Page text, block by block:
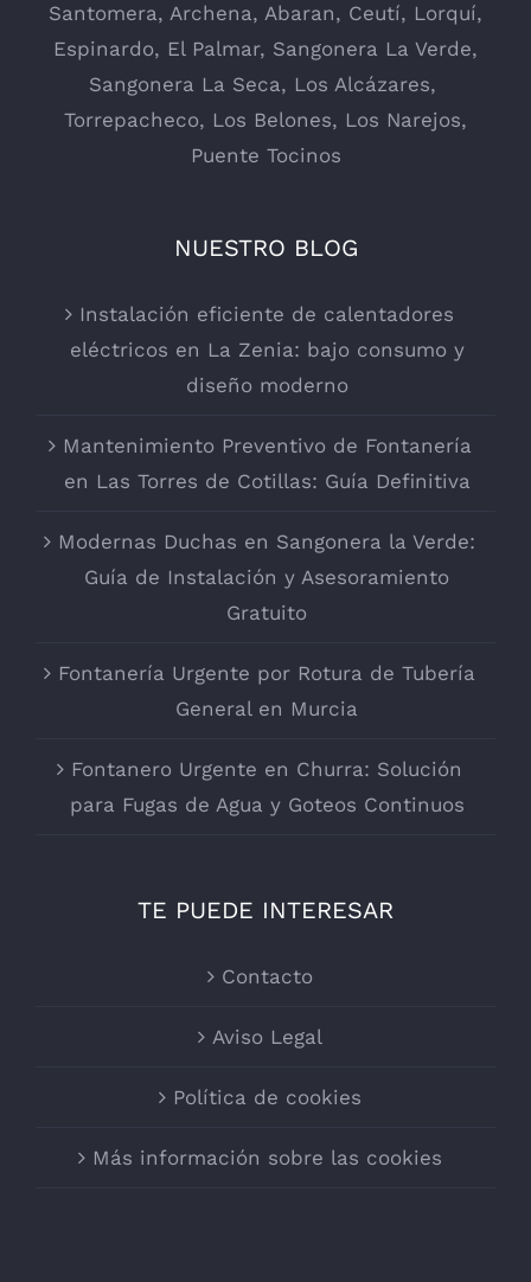
Santomera, Archena, Abaran, Ceutí, Lorquí,
Espinardo, El Palmar, Sangonera La Verde,
Sangonera La Seca, Los Alcázares,
Torrepacheco, Los Belones, Los Narejos,
Puente Tocinos
NUESTRO BLOG
Instalación eficiente de calentadores
eléctricos en La Zenia: bajo consumo y
diseño moderno
Mantenimiento Preventivo de Fontanería
en Las Torres de Cotillas: Guía Definitiva
Modernas Duchas en Sangonera la Verde:
Guía de Instalación y Asesoramiento
Gratuito
Fontanería Urgente por Rotura de Tubería
General en Murcia
Fontanero Urgente en Churra: Solución
para Fugas de Agua y Goteos Continuos
TE PUEDE INTERESAR
Contacto
Aviso Legal
Política de cookies
Más información sobre las cookies